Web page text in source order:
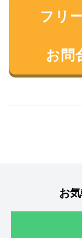
フリ
お問
お